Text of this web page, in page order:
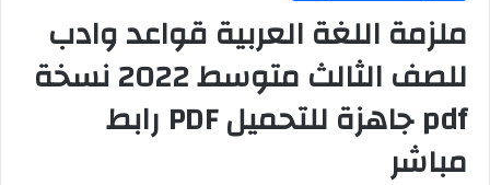
ملزمة اللغة العربية قواعد وادب
للصف الثالث متوسط 2022 نسخة
pdf جاهزة للتحميل PDF رابط
مباشر